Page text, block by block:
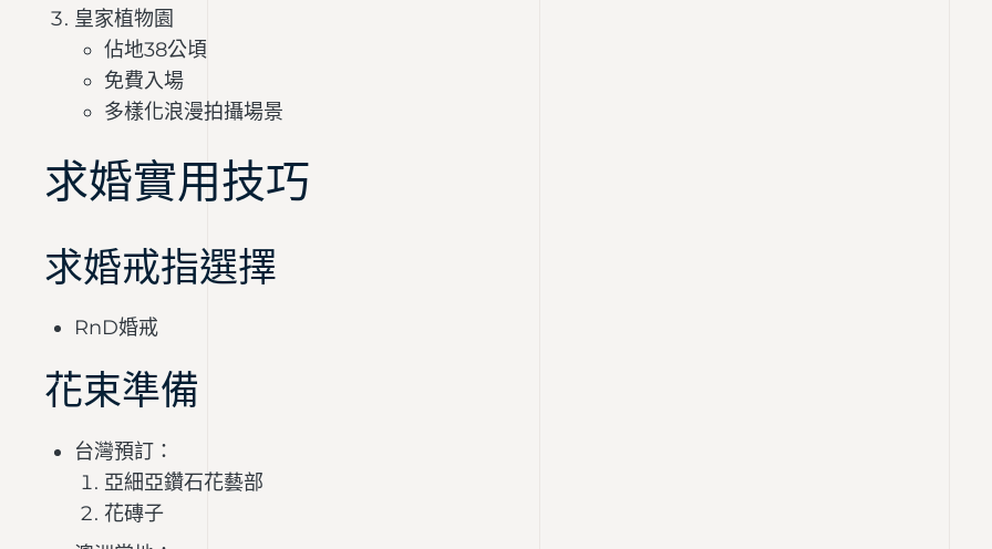
皇家植物園
佔地38公頃
免費入場
多樣化浪漫拍攝場景
求婚實用技巧
求婚戒指選擇
RnD婚戒
花束準備
台灣預訂：
亞細亞鑽石花藝部
花磚子